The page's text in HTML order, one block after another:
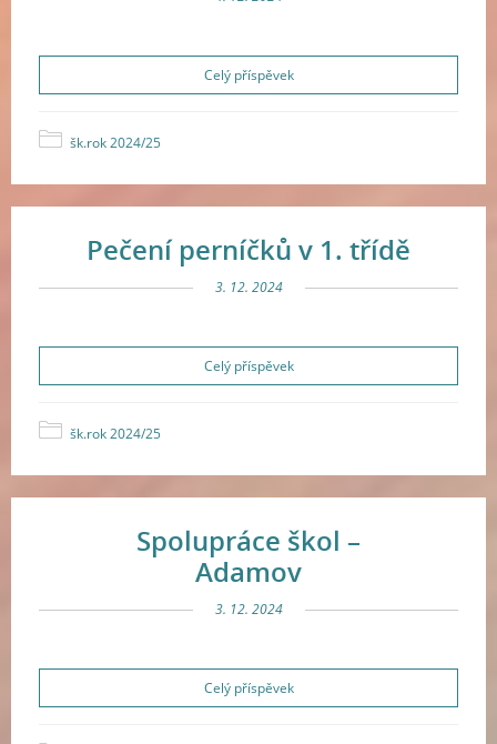
Celý příspěvek
šk.rok 2024/25
Pečení perníčků v 1. třídě
3. 12. 2024
Celý příspěvek
šk.rok 2024/25
Spolupráce škol –
Adamov
3. 12. 2024
Celý příspěvek